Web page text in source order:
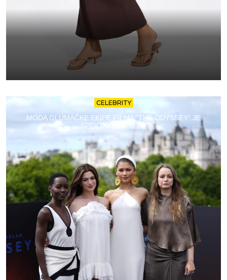
CELEBRITY
MODA GLUMAČKE EKIPE FILMA “THE ODYSSEY” JE
SPEKTAKL ZA SEBE